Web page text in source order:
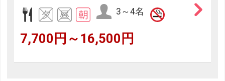
3～4名
7,700円～16,500円